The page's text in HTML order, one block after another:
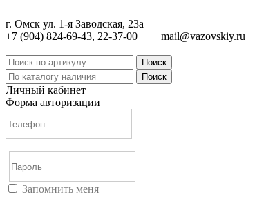
г. Омск ул. 1-я Заводская, 23а
+7 (904) 824-69-43, 22-37-00
mail@vazovskiy.ru
Поиск
Поиск
Личный кабинет
Форма авторизации
Запомнить меня